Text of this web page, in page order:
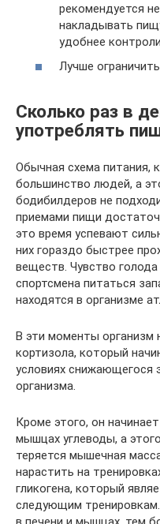
рекомендуется
накладывать
удобнее
Лучше
Сколько раз в
употреблять
Обычная схема питания,
большинство людей, а
бодибилдеров не
приемами пищи
это время успевают
них гораздо быстрее
веществ. Чувство
спортсмена питаться
находятся в организме
В эти моменты организм
кортизола, который
условиях снижающегося
организма.
Кроме этого, он
мышцах углеводы, а
теряется мышечная
нарастить на
гликогена, который
следующим